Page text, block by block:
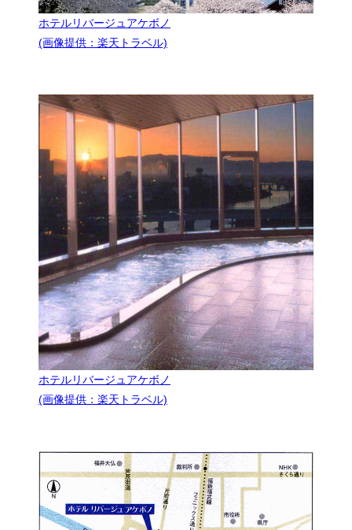
ホテルリバージュアケボノ
(画像提供：楽天トラベル)
ホテルリバージュアケボノ
(画像提供：楽天トラベル)